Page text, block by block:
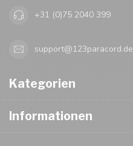
+31 (0)75 2040 399
support@123paracord.de
Kategorien
Informationen